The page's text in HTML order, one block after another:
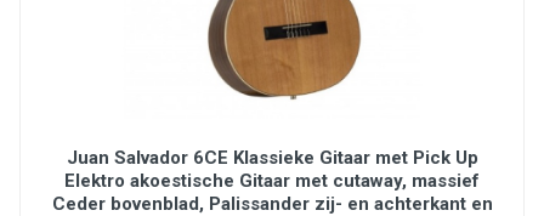
Juan Salvador 6CE Klassieke Gitaar met Pick Up
Elektro akoestische Gitaar met cutaway, massief
Ceder bovenblad, Palissander zij- en achterkant en